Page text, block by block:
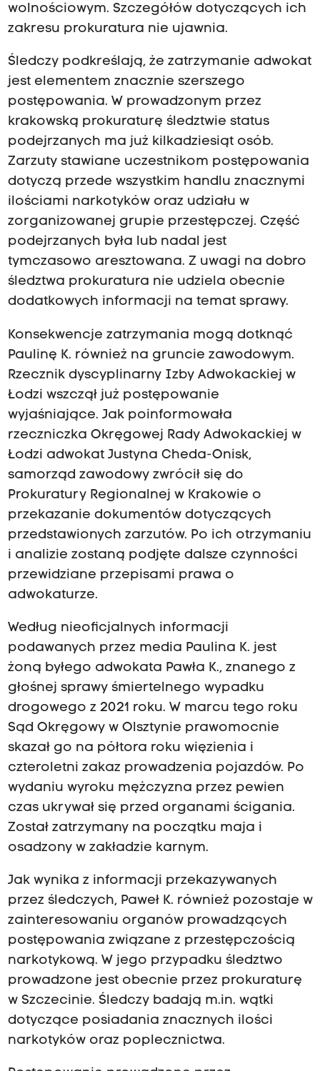
wolnościowym. Szczegółów dotyczących ich
zakresu prokuratura nie ujawnia.
Śledczy podkreślają, że zatrzymanie adwokat
jest elementem znacznie szerszego
postępowania. W prowadzonym przez
krakowską prokuraturę śledztwie status
podejrzanych ma już kilkadziesiąt osób.
Zarzuty stawiane uczestnikom postępowania
dotyczą przede wszystkim handlu znacznymi
ilościami narkotyków oraz udziału w
zorganizowanej grupie przestępczej. Część
podejrzanych była lub nadal jest
tymczasowo aresztowana. Z uwagi na dobro
śledztwa prokuratura nie udziela obecnie
dodatkowych informacji na temat sprawy.
Konsekwencje zatrzymania mogą dotknąć
Paulinę K. również na gruncie zawodowym.
Rzecznik dyscyplinarny Izby Adwokackiej w
Łodzi wszczął już postępowanie
wyjaśniające. Jak poinformowała
rzeczniczka Okręgowej Rady Adwokackiej w
Łodzi adwokat Justyna Cheda-Onisk,
samorząd zawodowy zwrócił się do
Prokuratury Regionalnej w Krakowie o
przekazanie dokumentów dotyczących
przedstawionych zarzutów. Po ich otrzymaniu
i analizie zostaną podjęte dalsze czynności
przewidziane przepisami prawa o
adwokaturze.
Według nieoficjalnych informacji
podawanych przez media Paulina K. jest
żoną byłego adwokata Pawła K., znanego z
głośnej sprawy śmiertelnego wypadku
drogowego z 2021 roku. W marcu tego roku
Sąd Okręgowy w Olsztynie prawomocnie
skazał go na półtora roku więzienia i
czteroletni zakaz prowadzenia pojazdów. Po
wydaniu wyroku mężczyzna przez pewien
czas ukrywał się przed organami ścigania.
Został zatrzymany na początku maja i
osadzony w zakładzie karnym.
Jak wynika z informacji przekazywanych
przez śledczych, Paweł K. również pozostaje w
zainteresowaniu organów prowadzących
postępowania związane z przestępczością
narkotykową. W jego przypadku śledztwo
prowadzone jest obecnie przez prokuraturę
w Szczecinie. Śledczy badają m.in. wątki
dotyczące posiadania znacznych ilości
narkotyków oraz poplecznictwa.